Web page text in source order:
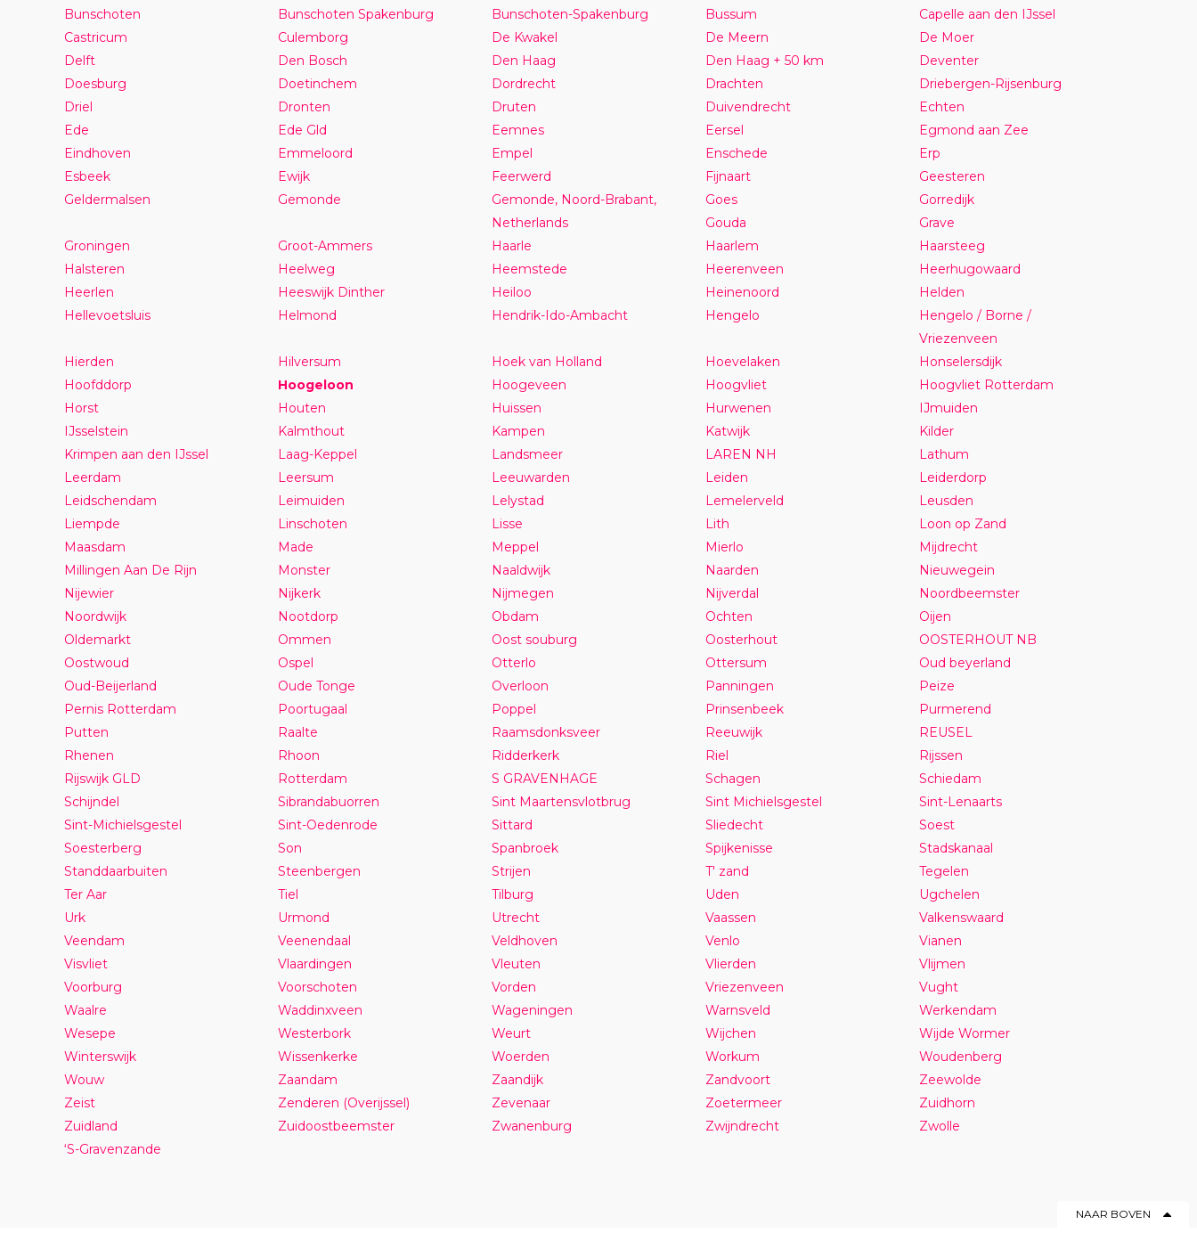
Bunschoten
Bunschoten Spakenburg Bunschoten-Spakenburg Bussum
Capelle aan den IJssel
Castricum
Culemborg De Kwakel De Meern
De Moer
Delft
Den Bosch Den Haag Den Haag + 50 km
Deventer
Doesburg
Doetinchem Dordrecht Drachten
Driebergen-Rijsenburg
Driel
Dronten Druten Duivendrecht
Echten
Ede
Ede Gld Eemnes Eersel
Egmond aan Zee
Eindhoven
Emmeloord Empel Enschede
Erp
Esbeek
Ewijk Feerwerd Fijnaart
Geesteren
Geldermalsen
Gemonde
Gemonde, Noord-Brabant,
Netherlands
Goes
Gorredijk
Gouda
Grave
Groningen
Groot-Ammers Haarle Haarlem
Haarsteeg
Halsteren
Heelweg Heemstede Heerenveen
Heerhugowaard
Heerlen
Heeswijk Dinther Heiloo Heinenoord
Helden
Hellevoetsluis
Helmond Hendrik-Ido-Ambacht Hengelo
Hengelo / Borne /
Vriezenveen
Hierden
Hilversum Hoek van Holland Hoevelaken
Honselersdijk
Hoofddorp
Hoogeloon Hoogeveen Hoogvliet
Hoogvliet Rotterdam
Horst
Houten Huissen Hurwenen
IJmuiden
IJsselstein
Kalmthout Kampen Katwijk
Kilder
Krimpen aan den IJssel
Laag-Keppel Landsmeer LAREN NH
Lathum
Leerdam
Leersum Leeuwarden Leiden
Leiderdorp
Leidschendam
Leimuiden Lelystad Lemelerveld
Leusden
Liempde
Linschoten Lisse Lith
Loon op Zand
Maasdam
Made Meppel Mierlo
Mijdrecht
Millingen Aan De Rijn
Monster Naaldwijk Naarden
Nieuwegein
Nijewier
Nijkerk Nijmegen Nijverdal
Noordbeemster
Noordwijk
Nootdorp Obdam Ochten
Oijen
Oldemarkt
Ommen Oost souburg Oosterhout
OOSTERHOUT NB
Oostwoud
Ospel Otterlo Ottersum
Oud beyerland
Oud-Beijerland
Oude Tonge Overloon Panningen
Peize
Pernis Rotterdam
Poortugaal Poppel Prinsenbeek
Purmerend
Putten
Raalte Raamsdonksveer Reeuwijk
REUSEL
Rhenen
Rhoon Ridderkerk Riel
Rijssen
Rijswijk GLD
Rotterdam S GRAVENHAGE Schagen
Schiedam
Schijndel
Sibrandabuorren Sint Maartensvlotbrug Sint Michielsgestel
Sint-Lenaarts
Sint-Michielsgestel
Sint-Oedenrode Sittard Sliedecht
Soest
Soesterberg
Son Spanbroek Spijkenisse
Stadskanaal
Standdaarbuiten
Steenbergen Strijen T' zand
Tegelen
Ter Aar
Tiel Tilburg Uden
Ugchelen
Urk
Urmond Utrecht Vaassen
Valkenswaard
Veendam
Veenendaal Veldhoven Venlo
Vianen
Visvliet
Vlaardingen Vleuten Vlierden
Vlijmen
Voorburg
Voorschoten Vorden Vriezenveen
Vught
Waalre
Waddinxveen Wageningen Warnsveld
Werkendam
Wesepe
Westerbork Weurt Wijchen
Wijde Wormer
Winterswijk
Wissenkerke Woerden Workum
Woudenberg
Wouw
Zaandam Zaandijk Zandvoort
Zeewolde
Zeist
Zenderen (Overijssel) Zevenaar Zoetermeer
Zuidhorn
Zuidland
Zuidoostbeemster Zwanenburg Zwijndrecht
Zwolle
‘S-Gravenzande
NAAR BOVEN